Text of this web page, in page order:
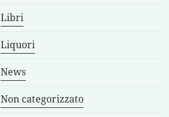
Libri
Liquori
News
Non categorizzato